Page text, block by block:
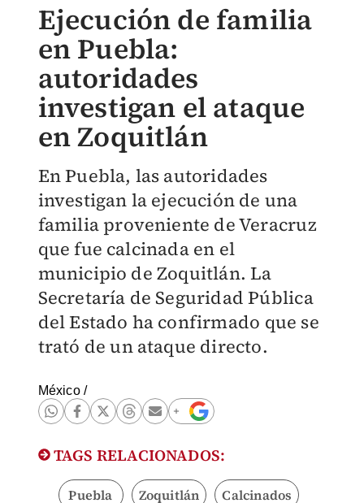
Ejecución de familia
en Puebla:
autoridades
investigan el ataque
en Zoquitlán
En Puebla, las autoridades
investigan la ejecución de una
familia proveniente de Veracruz
que fue calcinada en el
municipio de Zoquitlán. La
Secretaría de Seguridad Pública
del Estado ha confirmado que se
trató de un ataque directo.
México/
TAGS RELACIONADOS:
Puebla Zoquitlán Calcinados